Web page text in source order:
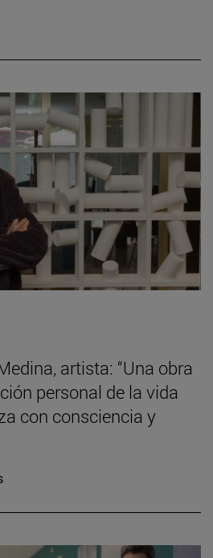
artista: “Una obra
personal de la vida
con consciencia y